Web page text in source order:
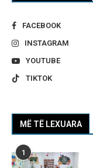
FACEBOOK
INSTAGRAM
YOUTUBE
TIKTOK
MË TË LEXUARA
1